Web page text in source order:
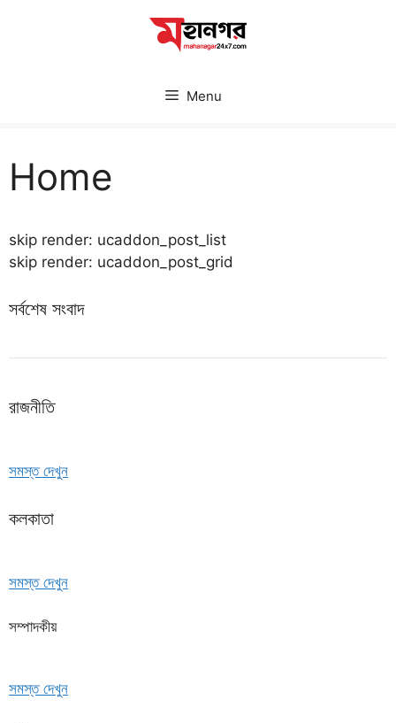
Menu
Home
skip render: ucaddon_post_list
skip render: ucaddon_post_grid
সর্বশেষ সংবাদ
রাজনীতি
সমস্ত দেখুন
কলকাতা
সমস্ত দেখুন
সম্পাদকীয়
সমস্ত দেখুন